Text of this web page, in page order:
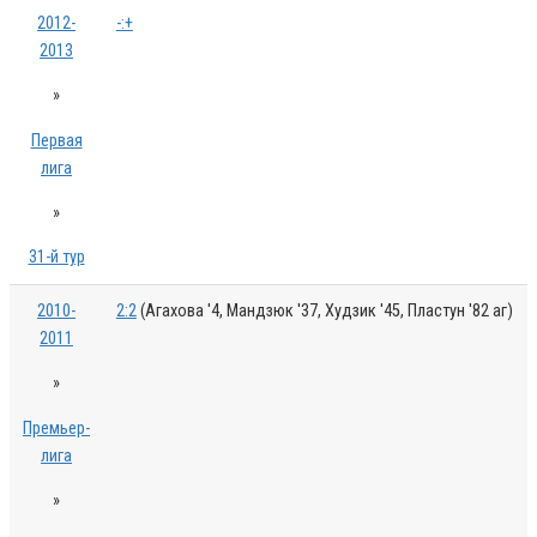
2012-
2013
»
Первая
лига
»
31-й тур
-:+
2010-
2011
»
Премьер-
лига
»
2:2(Агахова '4, Мандзюк '37, Худзик '45, Пластун '82 аг)